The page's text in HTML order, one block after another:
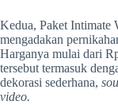
Kedua, Paket Intimate
mengadakan
Harganya mulai dari
tersebut termasuk
dekorasi sederhana,
video.